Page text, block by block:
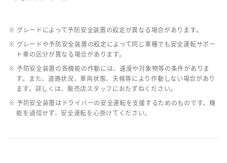
※ グレードによって予防安全装置の設定が異なる場合があります。
※ グレードや予防安全装置の設定によって同じ車種でも安全運転サポー
ト車の区分が異なる場合があります。
※ 予防安全装置の各機能の作動には、速度や対象物等の条件がありま
す。また、道路状況、車両状態、天候等により作動しない場合があり
ます。詳しくは、販売店スタッフにおたずねください。
※ 予防安全装置はドライバーの安全運転を支援するためのものです。機
能を過信せず、安全運転を心掛けてください。